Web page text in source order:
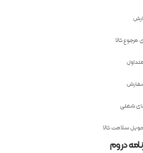
کالا
شغلی
سلامت کالا
دروم